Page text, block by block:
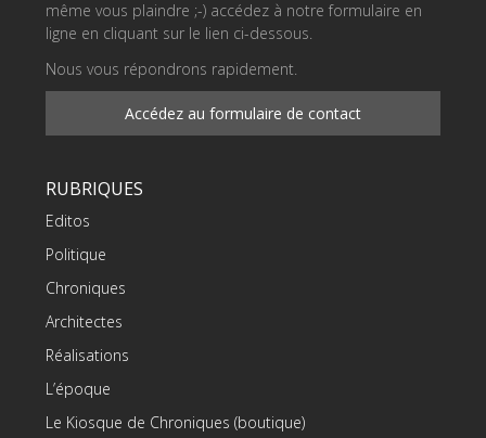
même vous plaindre ;-) accédez à notre formulaire en
ligne en cliquant sur le lien ci-dessous.
Nous vous répondrons rapidement.
Accédez au formulaire de contact
RUBRIQUES
Editos
Politique
Chroniques
Architectes
Réalisations
L’époque
Le Kiosque de Chroniques (boutique)